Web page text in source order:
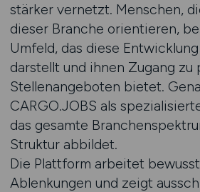
stärker vernetzt. Menschen,
dieser Branche orientieren,
Umfeld, das diese
darstellt und ihnen Zugang zu
Stellenangeboten bietet.
CARGO.JOBS als
das gesamte
Struktur abbildet.
Die Plattform arbeitet
Ablenkungen und zeigt